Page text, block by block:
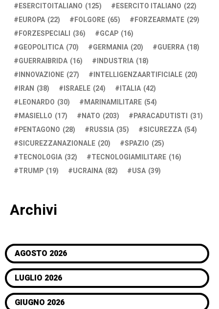
ESERCITOITALIANO (125) ESERCITO ITALIANO (22)
EUROPA (22) FOLGORE (65) FORZEARMATE (29)
FORZESPECIALI (36) GCAP (16)
GEOPOLITICA (70) GERMANIA (20) GUERRA (18)
GUERRAIBRIDA (16) INDUSTRIA (18)
INNOVAZIONE (27) INTELLIGENZAARTIFICIALE (20)
IRAN (38) ISRAELE (24) ITALIA (42)
LEONARDO (30) MARINAMILITARE (54)
MASIELLO (17) NATO (203) PARACADUTISTI (31)
PENTAGONO (28) RUSSIA (35) SICUREZZA (54)
SICUREZZANAZIONALE (20) SPAZIO (25)
TECNOLOGIA (32) TECNOLOGIAMILITARE (16)
TRUMP (19) UCRAINA (82) USA (39)
Archivi
AGOSTO 2026
LUGLIO 2026
GIUGNO 2026